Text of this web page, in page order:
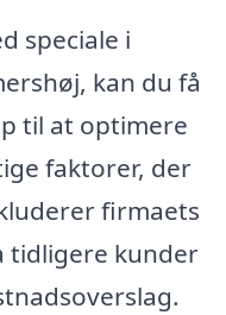
speciale i
kan du få
til at optimere
faktorer, der
firmaets
tidligere kunder